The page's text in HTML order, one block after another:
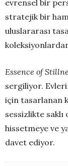
evrensel bir
stratejik bir
uluslararası
Essence of
sergiliyor.
için tasarlanan
sessizlikte saklı
hissetmeye ve
davet ediyor.